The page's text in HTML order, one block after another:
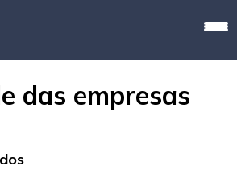
das empresas